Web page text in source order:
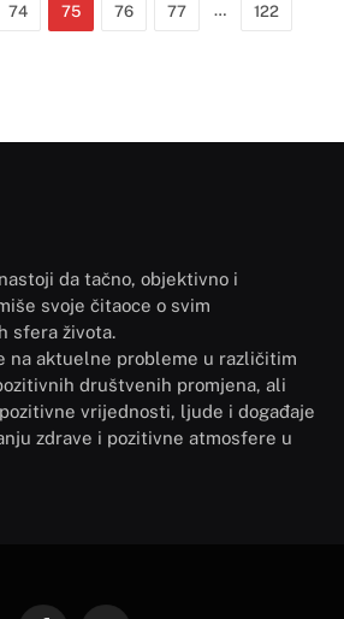
74 75 76 77 … 122
nastoji da tačno, objektivno i
svoje čitaoce o svim
sfera života.
na aktuelne probleme u različitim
društvenih promjena, ali
vrijednosti, ljude i događaje
zdrave i pozitivne atmosfere u